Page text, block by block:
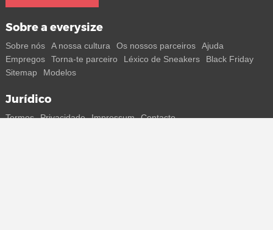
Sobre a everysize
Sobre nós A nossa cultura Os nossos parceiros
Ajuda
Empregos
Torna-te parceiro Léxico de Sneakers
Black Friday
Sitemap
Modelos
Jurídico
Termos Privacidade Impressum Contacto